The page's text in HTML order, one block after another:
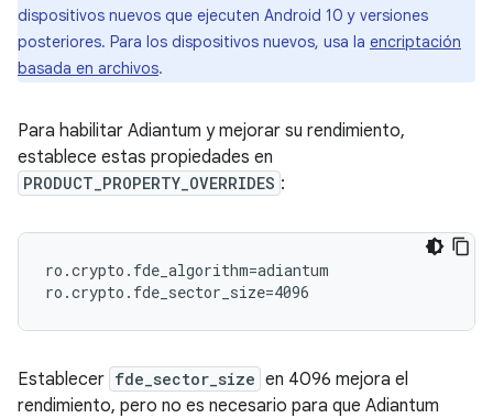
dispositivos nuevos que ejecuten Android 10 y versiones
posteriores. Para los dispositivos nuevos, usa la encriptación
basada en archivos.
Para habilitar Adiantum y mejorar su rendimiento,
establece estas propiedades en
PRODUCT_PROPERTY_OVERRIDES :
ro.crypto.fde_algorithm=adiantum
Establecer fde_sector_size en 4096 mejora el
rendimiento, pero no es necesario para que Adiantum